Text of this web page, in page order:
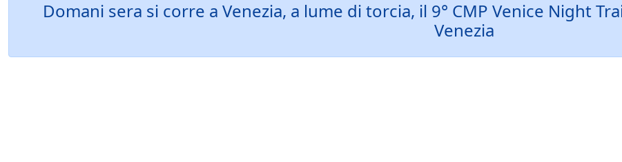
Domani sera si corre a Venezia, a lume di torcia, il 9° CMP Venice Night
Venezia